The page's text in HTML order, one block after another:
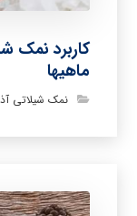
کاربرد نمک
ماهیها
نمک شیلاتی